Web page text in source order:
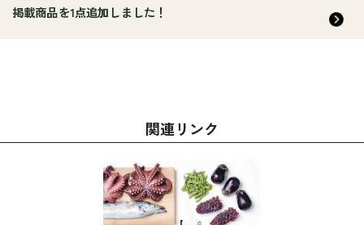
掲載商品を1点追加しました！
関連リンク